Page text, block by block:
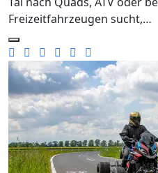
Freizeitfahrzeugen sucht,…